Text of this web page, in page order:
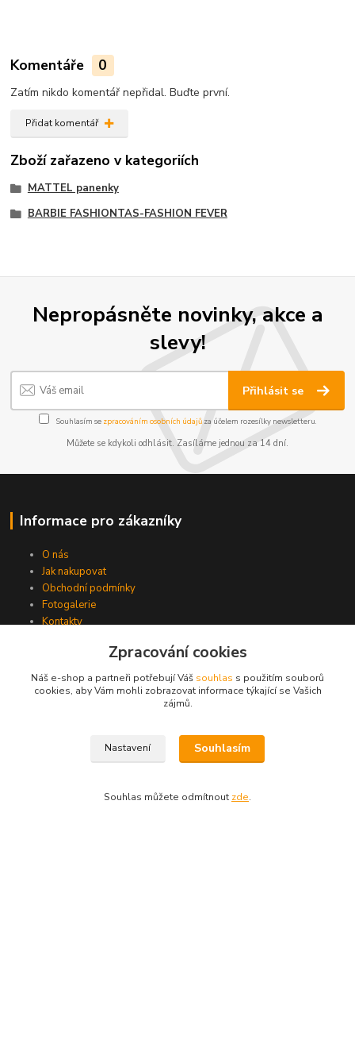
Komentáře 0
Zatím nikdo komentář nepřidal. Buďte první.
Přidat komentář
Zboží zařazeno v kategoriích
MATTEL panenky
BARBIE FASHIONTAS-FASHION FEVER
Nepropásněte novinky, akce a
slevy!
Přihlásit se
Souhlasím se zpracováním osobních údajůza účelem rozesílky newsletteru.
Můžete se kdykoli odhlásit. Zasíláme jednou za 14 dní.
Informace pro zákazníky
O nás
Jak nakupovat
Obchodní podmínky
Fotogalerie
Kontakty
Zpracování cookies
Náš e-shop a partneři potřebují Váš souhlas s použitím souborů
cookies, aby Vám mohli zobrazovat informace týkající se Vašich
zájmů.
Nastavení Souhlasím
Souhlas můžete odmítnout zde.